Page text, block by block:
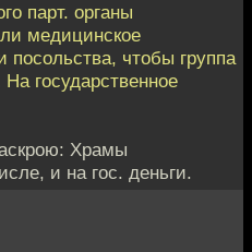
парт. органы
медицинское
посольства, чтобы группа
государственное
Храмы
и на гос. деньги.